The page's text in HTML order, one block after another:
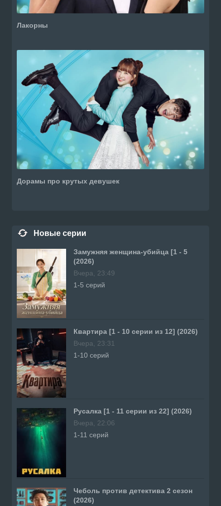
Лакорны
Дорамы про крутых девушек
Новые серии
Замужняя женщина-убийца [1 - 5
(2026)
Вчера, 23:49
1-5 серий
Квартира [1 - 10 серии из 12] (2026)
Вчера, 23:31
1-10 серий
Русалка [1 - 11 серии из 22] (2026)
Вчера, 22:06
1-11 серий
Чеболь против детектива 2 сезон
(2026)